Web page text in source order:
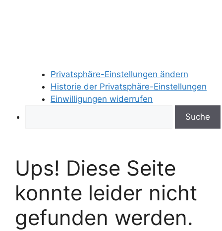
Privatsphäre-Einstellungen ändern
Historie der Privatsphäre-Einstellungen
Einwilligungen widerrufen
Ups! Diese Seite
konnte leider nicht
gefunden werden.